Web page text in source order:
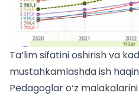
Ta’lim sifatini oshirish va
mustahkamlashda ish
Pedagoglar o‘z